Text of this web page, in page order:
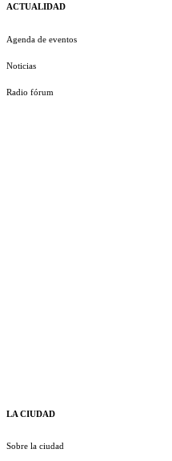
ACTUALIDAD
Agenda de eventos
Noticias
Radio fórum
LA CIUDAD
Sobre la ciudad